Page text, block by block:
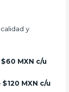
y
$60 MXN c/u
$120 MXN c/u